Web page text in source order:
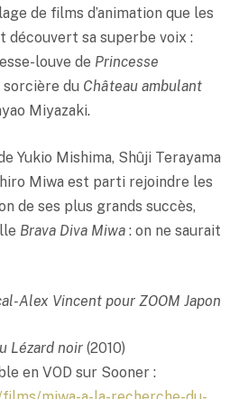
de films d’animation que les
découvert sa superbe voix :
louve de Princesse
sorcière du Château ambulant
Miyazaki.
Yukio Mishima, Shûji Terayama
Miwa est parti rejoindre les
de ses plus grands succès,
Brava Diva Miwa : on ne saurait
Alex Vincent pour ZOOM Japon
Lézard noir (2010)
en VOD sur Sooner :